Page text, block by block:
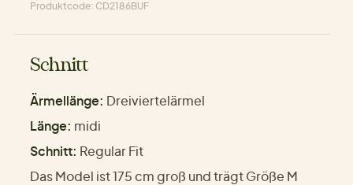
Produktcode: CD2186BUF
Schnitt
Ärmellänge: Dreiviertelärmel
Länge: midi
Schnitt: Regular Fit
Das Model ist 175 cm groß und trägt Größe M